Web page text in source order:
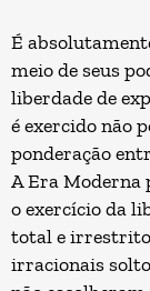
É
meio de seus
liberdade de
é exercido não
ponderação
A Era Moderna
o exercício da
total e
irracionais